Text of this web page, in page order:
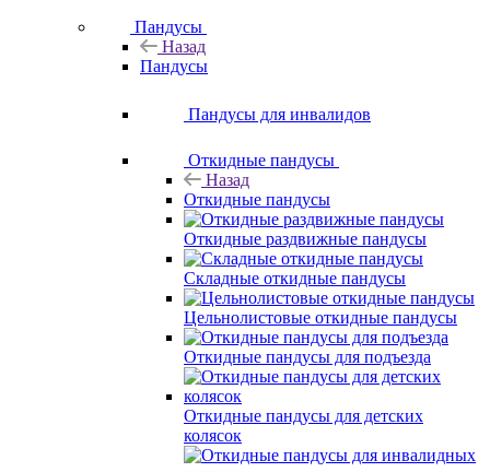
Пандусы
Назад
Пандусы
Пандусы для инвалидов
Откидные пандусы
Назад
Откидные пандусы
Откидные раздвижные пандусы
Складные откидные пандусы
Цельнолистовые откидные пандусы
Откидные пандусы для подъезда
Откидные пандусы для детских
колясок